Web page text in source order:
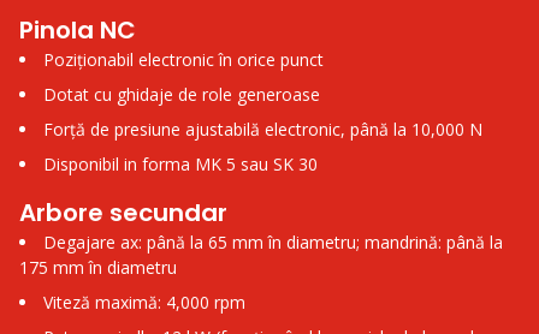
Pinola NC
Poziționabil electronic în orice punct
Dotat cu ghidaje de role generoase
Forță de presiune ajustabilă electronic, până la 10,000 N
Disponibil in forma MK 5 sau SK 30
Arbore secundar
Degajare ax: până la 65 mm în diametru; mandrină: până la
175 mm în diametru
Viteză maximă: 4,000 rpm